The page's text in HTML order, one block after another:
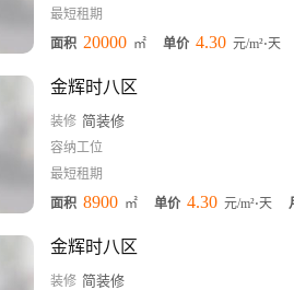
最短租期
面积 20000 ㎡ 单价 4.30 元/m²⋅天
金辉时八区
装修 简装修
容纳工位
最短租期
面积 8900 ㎡ 单价 4.30 元/m²⋅天
金辉时八区
装修 简装修